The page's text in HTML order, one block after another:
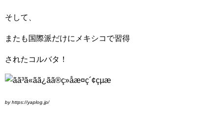
そして、
またも国際派だけにメキシコで習得
されたコルバタ！
by https://yaplog.jp/